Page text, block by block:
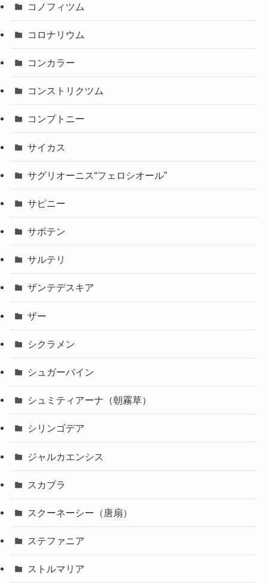
コノフィツム
コロナリウム
コンカラー
コンストリクツム
コンプトニー
サイカス
サグリオーニス“フェロシオール”
サピニー
サボテン
サルテリ
ザンテデスキア
ザー
シクラメン
シュガーバイン
シュミティアーナ（朝霧草）
シリンゴデア
ジャルカエンシス
スカブラ
スクーネーシー（唐扇）
ステファニア
ストルマリア